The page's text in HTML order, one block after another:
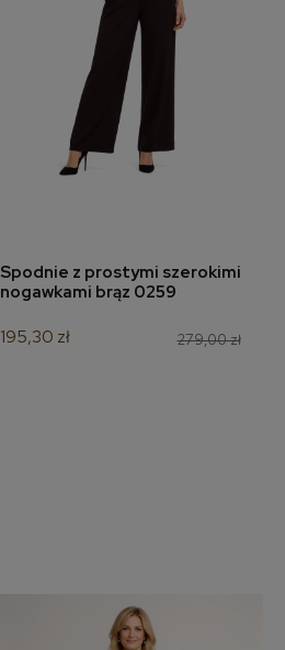
dodaj do koszyka
Spodnie z prostymi szerokimi
nogawkami brąz 0259
279,00 zł
195,30 zł